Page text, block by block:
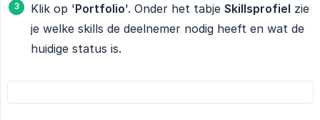
Klik op 'Portfolio'. Onder het tabje Skillsprofiel zie
je welke skills de deelnemer nodig heeft en wat de
huidige status is.